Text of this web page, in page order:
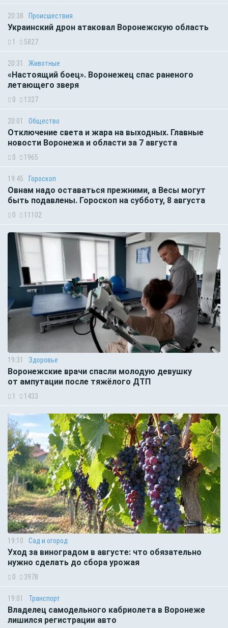
20:38 Происшествия
Украинский дрон атаковал Воронежскую область
1 5827
20:31 Животные
«Настоящий боец». Воронежец спас раненого
летающего зверя
0 1327
20:01 Общество
Отключение света и жара на выходных. Главные
новости Воронежа и области за 7 августа
0 1965
19:45 Гороскоп
Овнам надо оставаться прежними, а Весы могут
быть подавлены. Гороскоп на субботу, 8 августа
0 11102
19:31 Здоровье
Воронежские врачи спасли молодую девушку
от ампутации после тяжёлого ДТП
1 1433
19:10 Сад и огород
Уход за виноградом в августе: что обязательно
нужно сделать до сбора урожая
0 3978
19:01 Транспорт
Владелец самодельного кабриолета в Воронеже
лишился регистрации авто